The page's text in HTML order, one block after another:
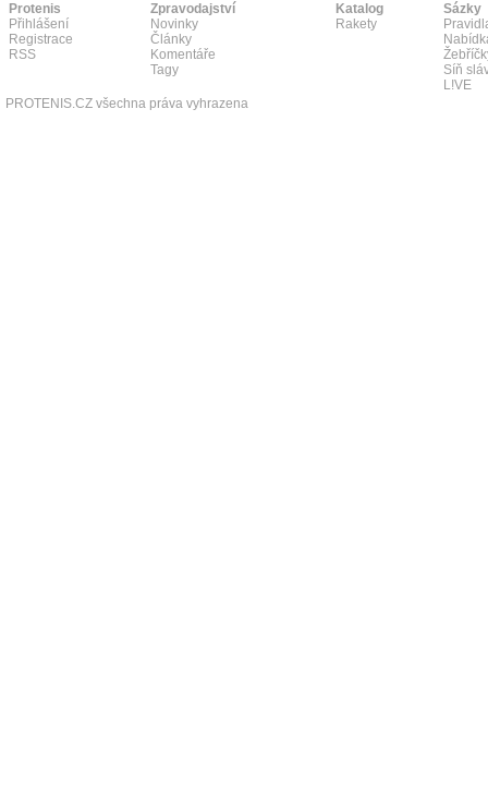
Protenis
Přihlášení
Registrace
RSS
Zpravodajství
Novinky
Články
Komentáře
Tagy
Katalog
Rakety
Sázky
Síň
L!VE
PROTENIS.CZ všechna práva vyhrazena